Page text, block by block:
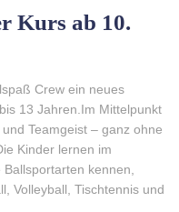
Kurs ab 10.
Crew ein neues
13 Jahren.Im Mittelpunkt
Teamgeist – ganz ohne
Kinder lernen im
kennen,
Volleyball, Tischtennis und